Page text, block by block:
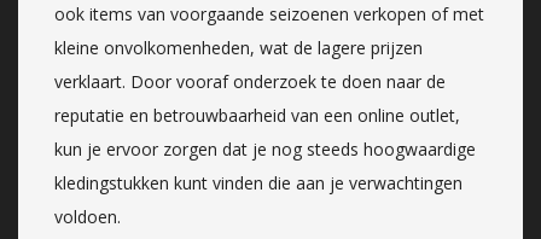
ook items van voorgaande seizoenen verkopen of met
kleine onvolkomenheden, wat de lagere prijzen
verklaart. Door vooraf onderzoek te doen naar de
reputatie en betrouwbaarheid van een online outlet,
kun je ervoor zorgen dat je nog steeds hoogwaardige
kledingstukken kunt vinden die aan je verwachtingen
voldoen.